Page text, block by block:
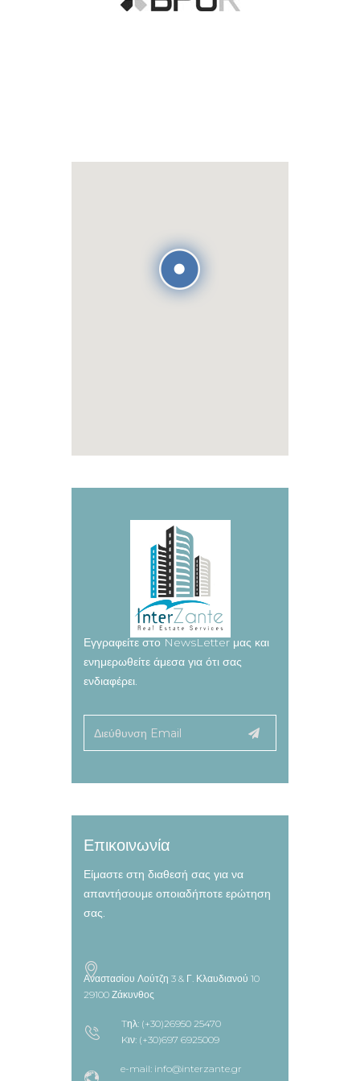
Εγγραφείτε στο NewsLetter μας και
ενημερωθείτε άμεσα για ότι σας
ενδιαφέρει.
Επικοινωνία
Είμαστε στη διαθεσή σας για να
απαντήσουμε οποιαδήποτε ερώτηση
σας.
Αναστασίου Λούτζη 3 & Γ. Κλαυδιανού 10
29100 Ζάκυνθος
Tηλ: (+30)26950 25470
Kιν: (+30)697 6925009
e-mail: info@interzante.gr